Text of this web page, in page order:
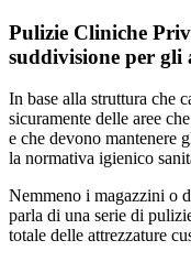
Pulizie Cliniche
suddivisione per gli
In base alla struttura che
sicuramente delle aree
e che devono mantenere
la normativa igienico
Nemmeno i magazzini o
parla di una serie di
totale delle attrezzature